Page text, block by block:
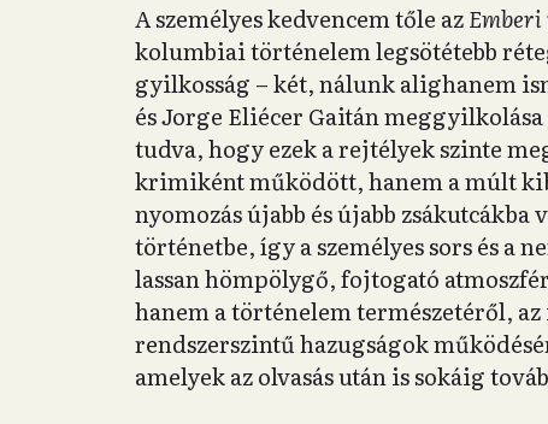
A személyes kedvencem tőle az
kolumbiai történelem legsötétebb
gyilkosság – két, nálunk alighanem
és Jorge Eliécer Gaitán
tudva, hogy ezek a rejtélyek szinte
krimiként működött, hanem a múlt
nyomozás újabb és újabb
történetbe, így a személyes sors és a
lassan hömpölygő, fojtogató
hanem a történelem természetéről,
rendszerszintű hazugságok
amelyek az olvasás után is sokáig